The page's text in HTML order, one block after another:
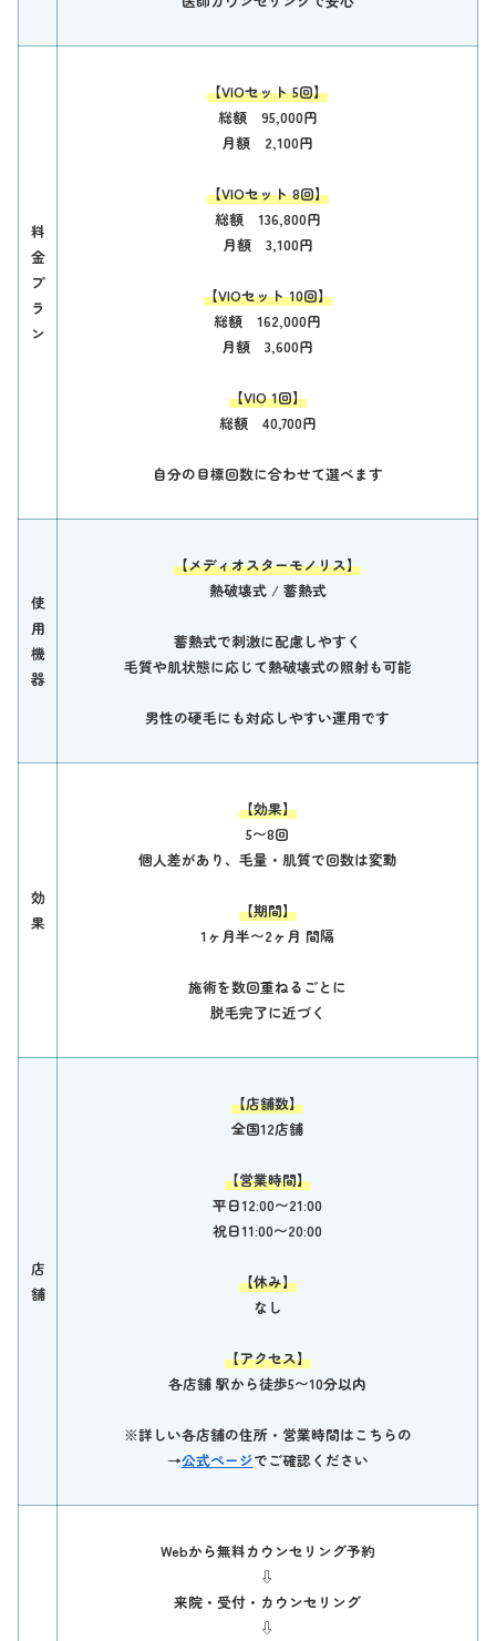
料
金
プ
ラ
ン
【VIOセット 5回】
総額 95,000円
月額 2,100円
【VIOセット 8回】
総額 136,800円
月額 3,100円
【VIOセット 10回】
総額 162,000円
月額 3,600円
【VIO 1回】
総額 40,700円
自分の目標回数に合わせて選べます
使
用
機
器
【メディオスターモノリス】
熱破壊式 / 蓄熱式
蓄熱式で刺激に配慮しやすく
毛質や肌状態に応じて熱破壊式の照射も可能
男性の硬毛にも対応しやすい運用です
効
果
【効果】
5〜8回
個人差があり、毛量・肌質で回数は変動
【期間】
1ヶ月半〜2ヶ月 間隔
施術を数回重ねるごとに
脱毛完了に近づく
店
舗
【店舗数】
全国12店舗
【営業時間】
平日12:00〜21:00
祝日11:00〜20:00
【休み】
なし
【アクセス】
各店舗 駅から徒歩5〜10分以内
※詳しい各店舗の住所・営業時間はこちらの
→公式ページでご確認ください
Webから無料カウンセリング予約
⇩
来院・受付・カウンセリング
⇩